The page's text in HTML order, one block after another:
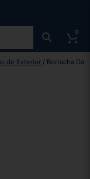
0
de Exterior / Borracha Da